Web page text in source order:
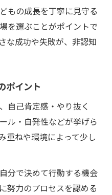
もの成長を丁寧に見守る
を選ぶことがポイントで
な成功や失敗が、非認知
ポイント
自己肯定感・やり抜く
ル・自発性などが挙げら
重ねや環境によって少し
分で決めて行動する機会
努力のプロセスを認める